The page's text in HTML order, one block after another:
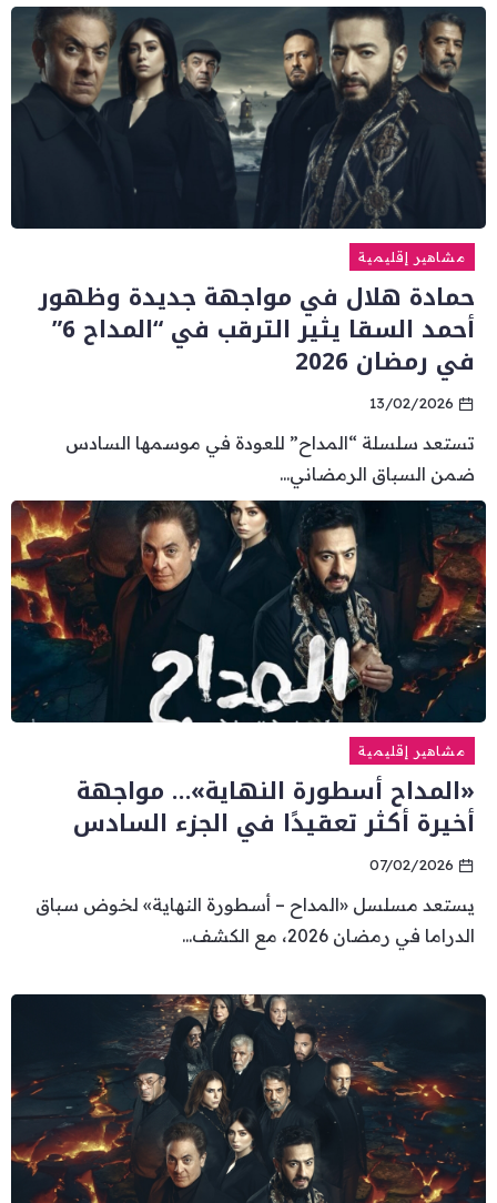
مشاهير إقليمية
حمادة هلال في مواجهة جديدة وظهور
أحمد السقا يثير الترقب في “المداح 6”
في رمضان 2026
13/02/2026
تستعد سلسلة “المداح” للعودة في موسمها السادس
ضمن السباق الرمضاني...
مشاهير إقليمية
«المداح أسطورة النهاية»… مواجهة
أخيرة أكثر تعقيدًا في الجزء السادس
07/02/2026
يستعد مسلسل «المداح – أسطورة النهاية» لخوض سباق
الدراما في رمضان 2026، مع الكشف...